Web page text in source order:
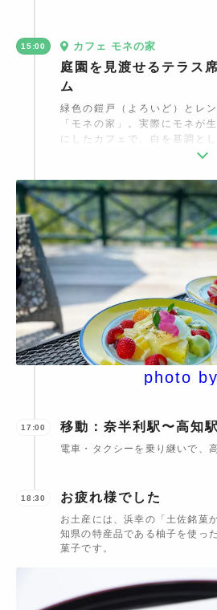
15:00 カフェ モネの家
庭園を見渡せるテラス
ム
緑色の鎧戸（よろいど）とレ
「モネの家」。実際にモネが
にしたカフェで、白を基調と
っています。地元の食材を使
一望できるテラス席で、優雅
photo
17:00 移動：奈半利駅〜高知駅
電車・タクシーを乗り継いで、
18:30 お疲れ様でした
お土産には、浜幸の「土佐銘菓
知県の特産品である柚子を使っ
菓子です。